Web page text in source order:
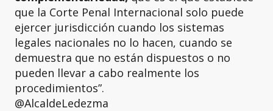
que la Corte Penal Internacional solo puede
ejercer jurisdicción cuando los sistemas
legales nacionales no lo hacen, cuando se
demuestra que no están dispuestos o no
pueden llevar a cabo realmente los
procedimientos”.
@AlcaldeLedezma